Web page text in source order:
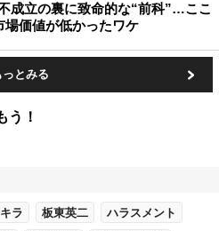
成立の裏に致命的な“前科”…ここ
場価値が低かったワケ
っとみる
う！
ラ 板東英二 ハラスメント